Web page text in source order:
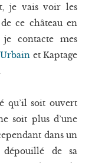
je vais voir les
ce château en
contacte mes
et Kaptage
qu’il soit ouvert
soit plus d’une
dans un
de sa